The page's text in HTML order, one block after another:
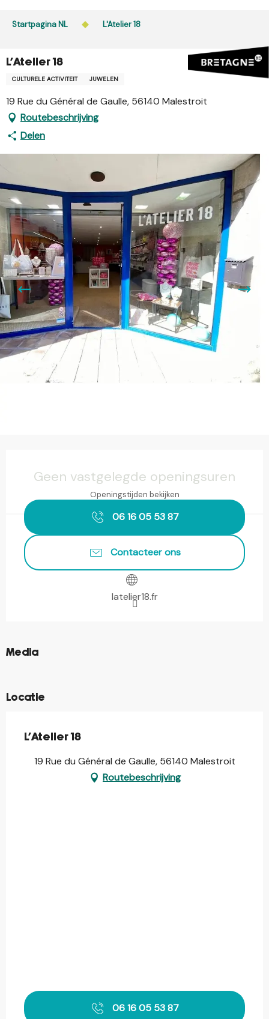
Startpagina NL L'Atelier 18
L'Atelier 18
CULTURELE ACTIVITEIT JUWELEN
19 Rue du Général de Gaulle, 56140 Malestroit
Routebeschrijving
Delen
Geen vastgelegde openingsuren
Openingstijden bekijken
06 16 05 53 87
Contacteer ons
latelier18.fr
Media
©
©
Locatie
L'Atelier 18
19 Rue du Général de Gaulle, 56140 Malestroit
Routebeschrijving
06 16 05 53 87